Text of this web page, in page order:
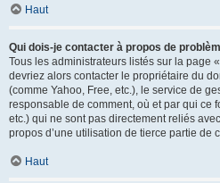
Haut
Qui dois-je contacter à propos de
Tous les administrateurs listés sur la page
devriez alors contacter le propriétaire du
(comme Yahoo, Free, etc.), le service de
responsable de comment, où et par qui ce
etc.) qui ne sont pas directement reliés
propos d’une utilisation de tierce partie
Haut